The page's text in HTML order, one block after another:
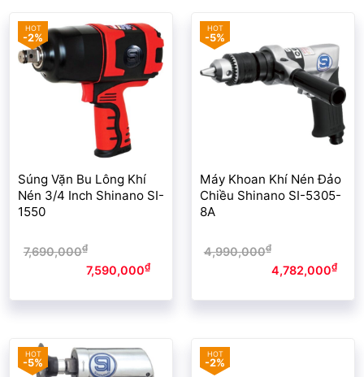
-2%
Súng Vặn Bu Lông Khí
Nén 3/4 Inch Shinano SI-
1550
7,690,000₫
7,690,000₫.7,590,000₫Giá
-5%
Máy Khoan Khí Nén Đảo
Chiều Shinano SI-5305-
8A
4,990,000₫
4,990,000₫.4,782,000₫Giá
-5% -2%